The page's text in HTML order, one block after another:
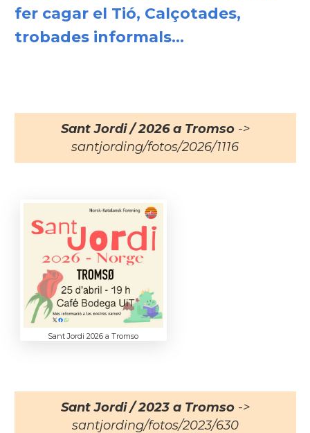
fer cagar el Tió, Calçotades,
trobades informals...
Sant Jordi / 2026 a Tromso->
santjording/fotos/2026/1116
Sant Jordi 2026 a Tromso
Sant Jordi / 2023 a Tromso->
santjording/fotos/2023/630